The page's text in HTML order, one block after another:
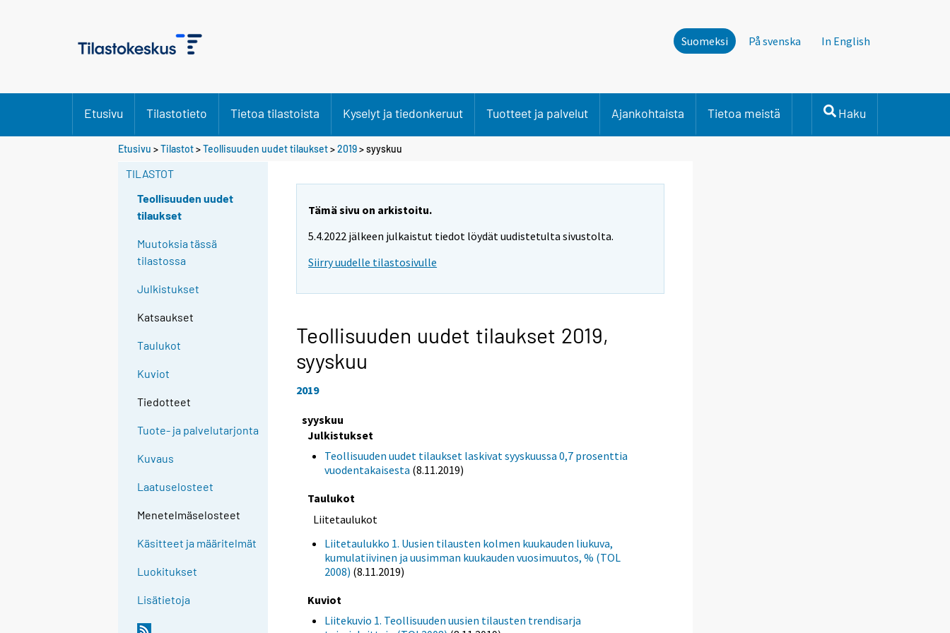
Suomeksi På svenska In English
Etusivu Tilastotieto Tietoa tilastoista Kyselyt ja tiedonkeruut Tuotteet ja palvelut Ajankohtaista Tietoa meistä Haku
Etusivu >Tilastot>Teollisuuden uudet tilaukset>2019>syyskuu
TILASTOT
Teollisuuden uudet
tilaukset
Muutoksia tässä
tilastossa
Julkistukset
Katsaukset
Taulukot
Kuviot
Tiedotteet
Tuote- ja palvelutarjonta
Kuvaus
Laatuselosteet
Menetelmäselosteet
Käsitteet ja määritelmät
Luokitukset
Lisätietoja
Tämä sivu on arkistoitu.
5.4.2022 jälkeen julkaistut tiedot löydät uudistetulta sivustolta.
Siirry uudelle tilastosivulle
Teollisuuden uudet tilaukset 2019,
syyskuu
2019
syyskuu
Julkistukset
Teollisuuden uudet tilaukset laskivat syyskuussa 0,7 prosenttia
vuodentakaisesta (8.11.2019)
Taulukot
Liitetaulukot
Liitetaulukko 1. Uusien tilausten kolmen kuukauden liukuva,
kumulatiivinen ja uusimman kuukauden vuosimuutos, % (TOL
2008) (8.11.2019)
Kuviot
Liitekuvio 1. Teollisuuden uusien tilausten trendisarja